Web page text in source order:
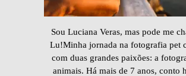
Sou Luciana Veras, mas pode me
Lu!Minha jornada na fotografia pet
com duas grandes paixões: a
animais. Há mais de 7 anos, conto